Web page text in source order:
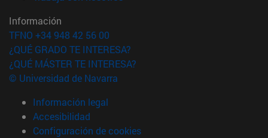
Información
TFNO +34 948 42 56 00
¿QUÉ GRADO TE INTERESA?
¿QUÉ MÁSTER TE INTERESA?
© Universidad de Navarra
Información legal
Accesibilidad
Configuración de cookies